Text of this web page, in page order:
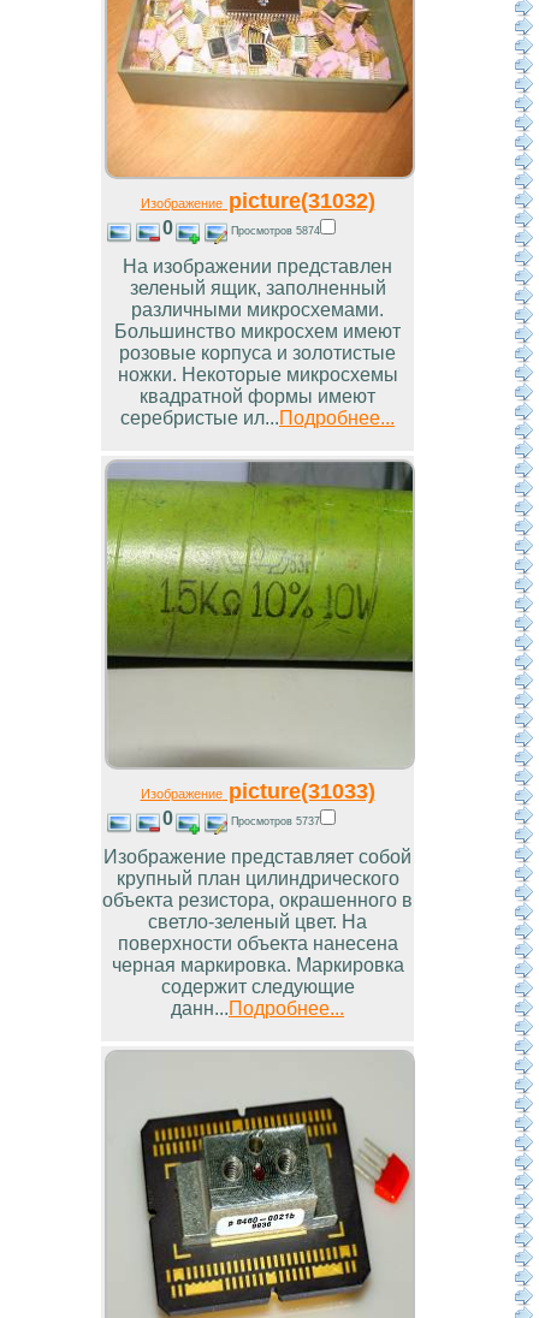
Изображениеpicture(31032)
0 Просмотров 5874
На изображении представлен
зеленый ящик, заполненный
различными микросхемами.
Большинство микросхем имеют
розовые корпуса и золотистые
ножки. Некоторые микросхемы
квадратной формы имеют
серебристые ил...Подробнее...
Изображениеpicture(31033)
0 Просмотров 5737
Изображение представляет собой
крупный план цилиндрического
объекта резистора, окрашенного в
светло-зеленый цвет. На
поверхности объекта нанесена
черная маркировка. Маркировка
содержит следующие
данн...Подробнее...